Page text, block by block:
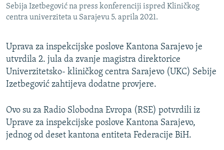
POPLAVE I KLIZIŠTA U BIH 2024.
POST SCRIPTUM
MOJA EVROPA
TRI DECENIJE OD RATA U BIH
NASTANAK I RASPAD JUGOSLAVIJE
Sebija Izetbegović na press konferenciji ispred Kliničkog
centra univerziteta u Sarajevu 5. aprila 2021.
Uprava za inspekcijske poslove Kantona Sarajevo je
utvrdila 2. jula da zvanje magistra direktorice
Univerzitetsko- kliničkog centra Sarajevo (UKC) Sebije
Izetbegović zahtijeva dodatne provjere.
Ovo su za Radio Slobodna Evropa (RSE) potvrdili iz
Uprave za inspekcijske poslove Kantona Sarajevo,
jednog od deset kantona entiteta Federacije BiH.